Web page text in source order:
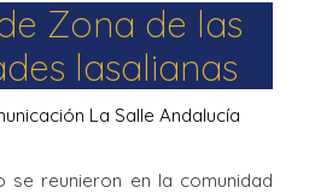
Zona de las
lasalianas
La Salle Andalucía
se reunieron en la comunidad